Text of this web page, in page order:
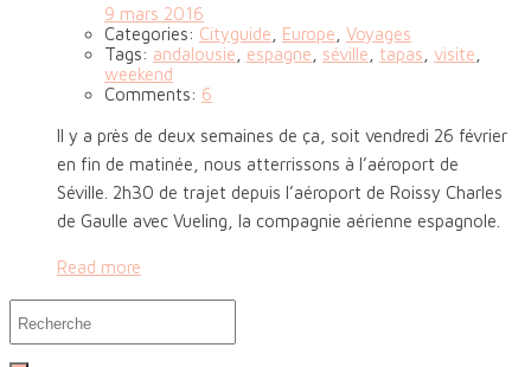
9 mars 2016
Categories: Cityguide Europe Voyages
Tags: andalousie espagne séville tapas visite
weekend
Comments: 6
Il y a près de deux semaines de ça, soit vendredi 26 février
en fin de matinée, nous atterrissons à l’aéroport de
Séville. 2h30 de trajet depuis l’aéroport de Roissy Charles
de Gaulle avec Vueling, la compagnie aérienne espagnole.
Read more